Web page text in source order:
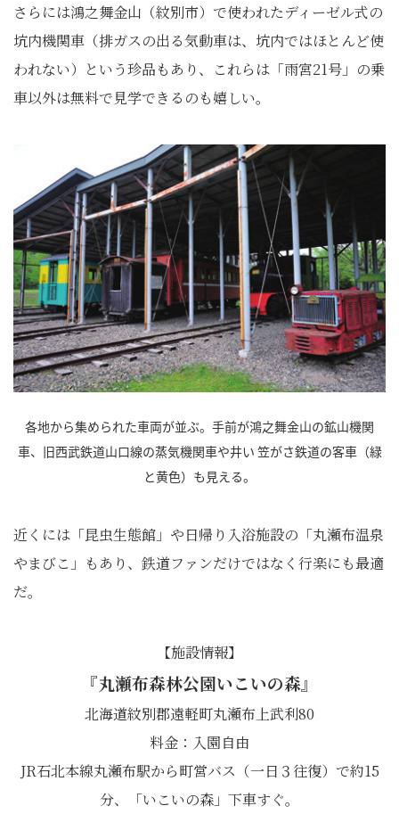
さらには鴻之舞金山（紋別市）で使われたディーゼル式の
坑内機関車（排ガスの出る気動車は、坑内ではほとんど使
われない）という珍品もあり、これらは「雨宮21号」の乗
車以外は無料で見学できるのも嬉しい。
各地から集められた車両が並ぶ。手前が鴻之舞金山の鉱山機関
車、旧西武鉄道山口線の蒸気機関車や井い 笠がさ鉄道の客車（緑
と黄色）も見える。
近くには「昆虫生態館」や日帰り入浴施設の「丸瀬布温泉
やまびこ」もあり、鉄道ファンだけではなく行楽にも最適
だ。
【施設情報】
『丸瀬布森林公園いこいの森』
北海道紋別郡遠軽町丸瀬布上武利80
料金：入園自由
JR石北本線丸瀬布駅から町営バス（一日３往復）で約15
分、「いこいの森」下車すぐ。